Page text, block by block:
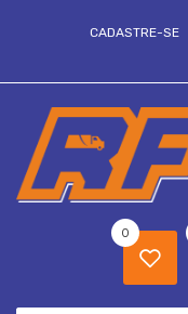
CADASTRE-SE
0